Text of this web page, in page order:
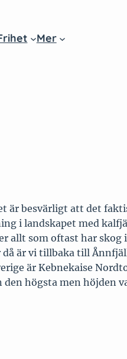
Mer
är besvärligt att det
i landskapet med
allt som oftast har
är vi tillbaka till
är Kebnekaise
högsta men höjden